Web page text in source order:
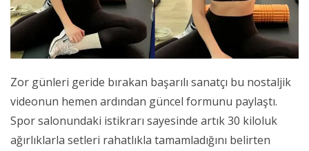
Zor günleri geride bırakan başarılı sanatçı bu nostaljik
videonun hemen ardından güncel formunu paylaştı.
Spor salonundaki istikrarı sayesinde artık 30 kiloluk
ağırlıklarla setleri rahatlıkla tamamladığını belirten